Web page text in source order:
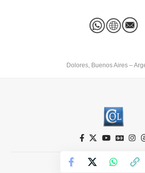
Dolores, Buenos Aires –
Criterio Online © 2026